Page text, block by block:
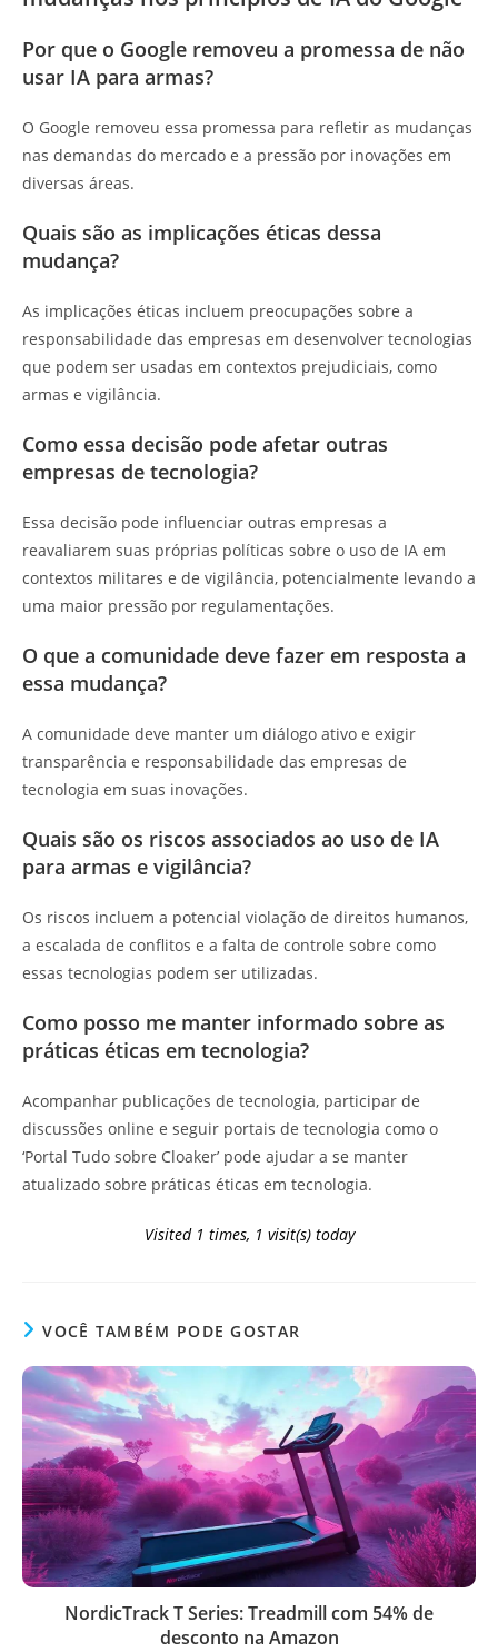
Por que o Google removeu a promessa de não
usar IA para armas?
O Google removeu essa promessa para refletir as mudanças
nas demandas do mercado e a pressão por inovações em
diversas áreas.
Quais são as implicações éticas dessa
mudança?
As implicações éticas incluem preocupações sobre a
responsabilidade das empresas em desenvolver tecnologias
que podem ser usadas em contextos prejudiciais, como
armas e vigilância.
Como essa decisão pode afetar outras
empresas de tecnologia?
Essa decisão pode influenciar outras empresas a
reavaliarem suas próprias políticas sobre o uso de IA em
contextos militares e de vigilância, potencialmente levando a
uma maior pressão por regulamentações.
O que a comunidade deve fazer em resposta a
essa mudança?
A comunidade deve manter um diálogo ativo e exigir
transparência e responsabilidade das empresas de
tecnologia em suas inovações.
Quais são os riscos associados ao uso de IA
para armas e vigilância?
Os riscos incluem a potencial violação de direitos humanos,
a escalada de conflitos e a falta de controle sobre como
essas tecnologias podem ser utilizadas.
Como posso me manter informado sobre as
práticas éticas em tecnologia?
Acompanhar publicações de tecnologia, participar de
discussões online e seguir portais de tecnologia como o
‘Portal Tudo sobre Cloaker’ pode ajudar a se manter
atualizado sobre práticas éticas em tecnologia.
Visited 1 times, 1 visit(s) today
VOCÊ TAMBÉM PODE GOSTAR
NordicTrack T Series: Treadmill com 54% de
desconto na Amazon